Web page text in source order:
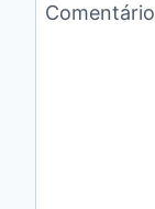
Comentário